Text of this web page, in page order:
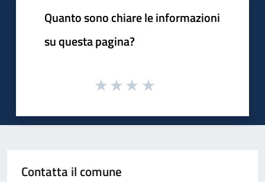
Quanto sono chiare le informazioni
su questa pagina?
Contatta il comune